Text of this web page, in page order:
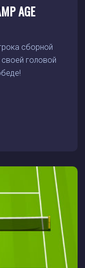
AGE
сборной
головой